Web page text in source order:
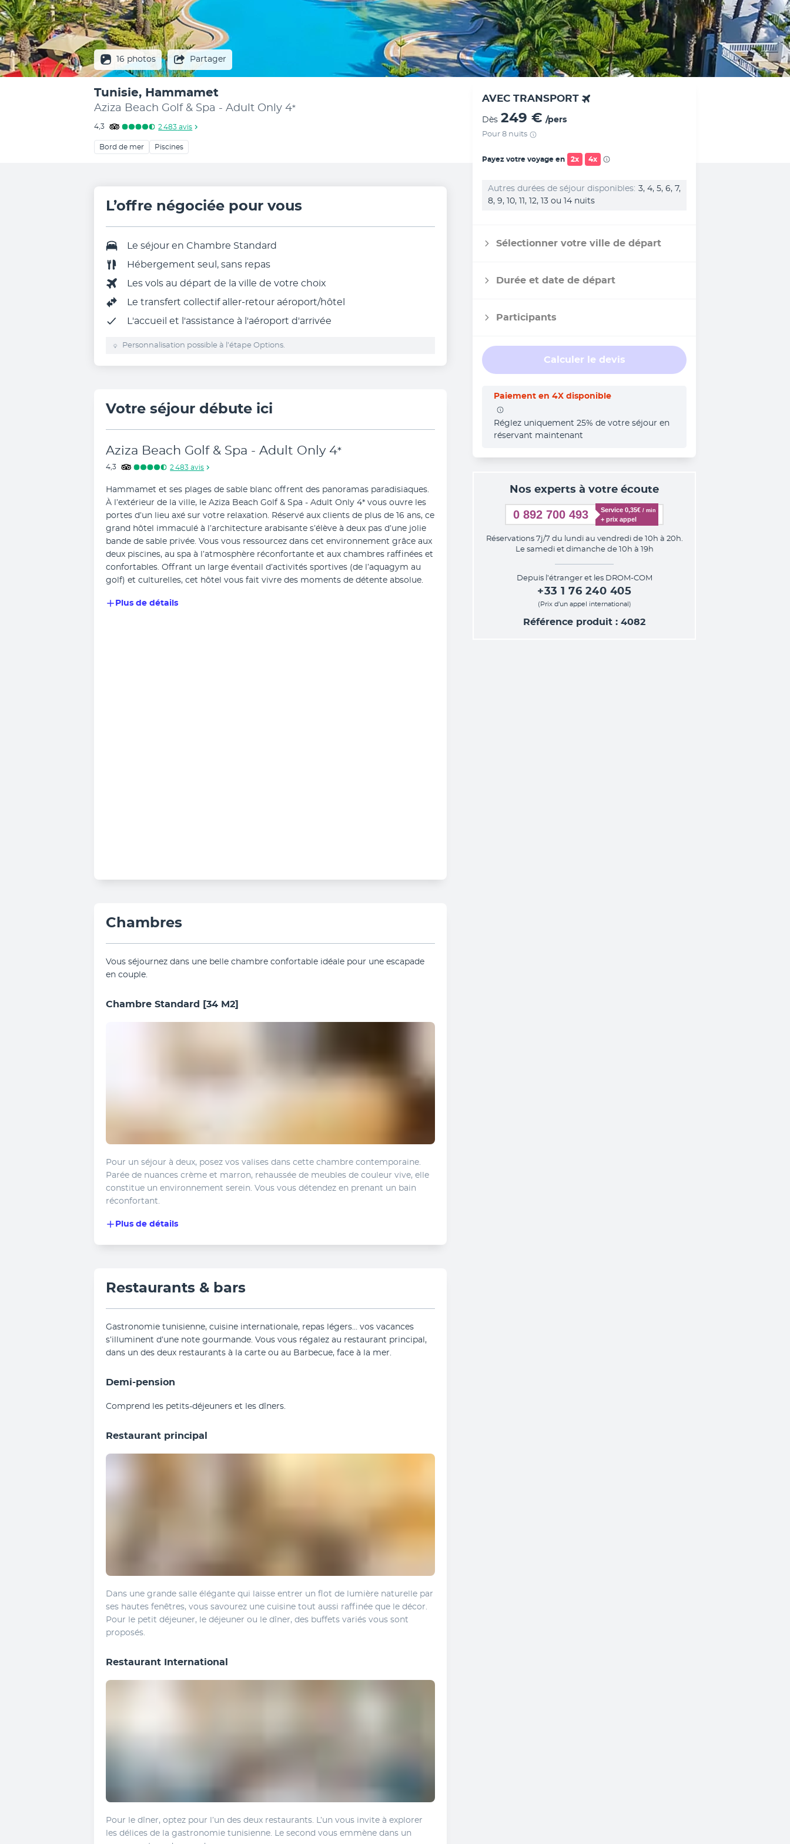
16 photos Partager
Tunisie, Hammamet
Aziza Beach Golf & Spa - Adult Only 4*
4,3 2 483 avis
Bord de mer Piscines
AVEC TRANSPORT
Dès 249 € /pers
Pour 8 nuits
Payez votre voyage en 2x 4x
Autres durées de séjour disponibles 3, 4, 5, 6, 7,
8, 9, 10, 11, 12, 13 ou 14 nuits
Sélectionner votre ville de départ
Durée et date de départ
Participants
Calculer le devis
Paiement en 4X disponible
Réglez uniquement 25% de votre séjour en
réservant maintenant
Nos experts à votre écoute
0 892 700 493 Service 0,35€ / min
+ prix appel
Réservations 7j/7 du lundi au vendredi de 10h à 20h.
Le samedi et dimanche de 10h à 19h
Depuis l’étranger et les DROM-COM
+33 1 76 240 405
(Prix d’un appel international)
Référence produit : 4082
L’offre négociée pour vous
Le séjour en Chambre Standard
Hébergement seul, sans repas
Les vols au départ de la ville de votre choix
Le transfert collectif aller-retour aéroport/hôtel
L'accueil et l'assistance à l'aéroport d'arrivée
Personnalisation possible à l’étape Options.
Votre séjour débute ici
Aziza Beach Golf & Spa - Adult Only 4*
4,3 2 483 avis
Hammamet et ses plages de sable blanc offrent des panoramas paradisiaques.
À l’extérieur de la ville, le Aziza Beach Golf & Spa - Adult Only 4* vous ouvre les
portes d’un lieu axé sur votre relaxation. Réservé aux clients de plus de 16 ans, ce
grand hôtel immaculé à l’architecture arabisante s’élève à deux pas d’une jolie
bande de sable privée. Vous vous ressourcez dans cet environnement grâce aux
deux piscines, au spa à l’atmosphère réconfortante et aux chambres raffinées et
confortables. Offrant un large éventail d’activités sportives (de l’aquagym au
golf) et culturelles, cet hôtel vous fait vivre des moments de détente absolue.
Plus de détails
Chambres
Vous séjournez dans une belle chambre confortable idéale pour une escapade
en couple.
Chambre Standard [34 M2]
Pour un séjour à deux, posez vos valises dans cette chambre contemporaine.
Parée de nuances crème et marron, rehaussée de meubles de couleur vive, elle
constitue un environnement serein. Vous vous détendez en prenant un bain
réconfortant.
Plus de détails
Restaurants & bars
Gastronomie tunisienne, cuisine internationale, repas légers… vos vacances
s’illuminent d’une note gourmande. Vous vous régalez au restaurant principal,
dans un des deux restaurants à la carte ou au Barbecue, face à la mer.
Demi-pension
Comprend les petits-déjeuners et les dîners.
Restaurant principal
Dans une grande salle élégante qui laisse entrer un flot de lumière naturelle par
ses hautes fenêtres, vous savourez une cuisine tout aussi raffinée que le décor.
Pour le petit déjeuner, le déjeuner ou le dîner, des buffets variés vous sont
proposés.
Restaurant International
Pour le dîner, optez pour l’un des deux restaurants. L’un vous invite à explorer
les délices de la gastronomie tunisienne. Le second vous emmène dans un